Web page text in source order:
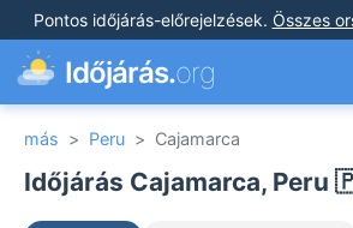
Pontos időjárás-előrejelzések. Összes
Időjárás.org
más > Peru > Cajamarca
Időjárás Cajamarca, Peru